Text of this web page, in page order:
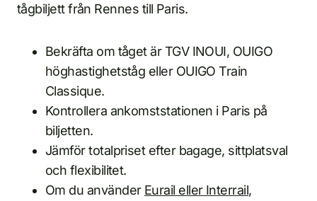
tågbiljett från Rennes till Paris.
Bekräfta om tåget är TGV INOUI, OUIGO
höghastighetståg eller OUIGO Train
Classique.
Kontrollera ankomststationen i Paris på
biljetten.
Jämför totalpriset efter bagage, sittplatsval
och flexibilitet.
Om du använder Eurail eller Interrail,